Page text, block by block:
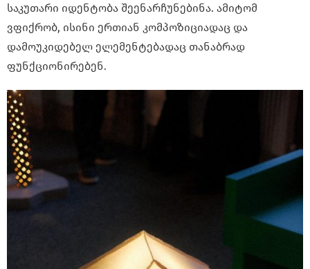
საკუთარი იდენტობა შეენარჩუნებინა. ამიტომ
ვფიქრობ, ისინი ერთიან კომპოზიციადაც და
დამოუკიდებელ ელემენტებადაც თანაბრად
ფუნქციონირებენ.